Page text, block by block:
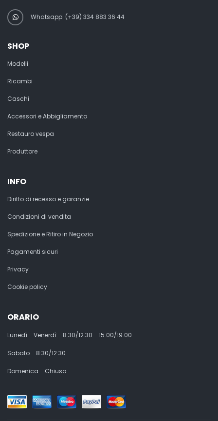
Whatsapp: (+39) 334 883 36 44
SHOP
Modelli
Ricambi
Caschi
Accessori e Abbigliamento
Restauro vespa
Produttore
INFO
Diritto di recesso e garanzie
Condizioni di vendita
Spedizione e Ritiro in Negozio
Pagamenti sicuri
Privacy
Cookie policy
ORARIO
Lunedì - Venerdì 8:30/12:30 - 15:00/19:00
Sabato 8:30/12:30
Domenica Chiuso